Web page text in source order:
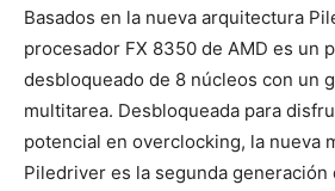
Basados en la nueva arquitectura
procesador FX 8350 de AMD es un
desbloqueado de 8 núcleos con un
multitarea. Desbloqueada para
potencial en overclocking, la nueva
Piledriver es la segunda generación